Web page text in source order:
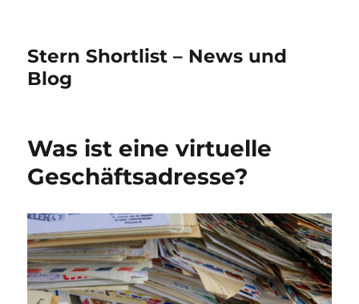
Stern Shortlist – News und
Blog
Was ist eine virtuelle
Geschäftsadresse?